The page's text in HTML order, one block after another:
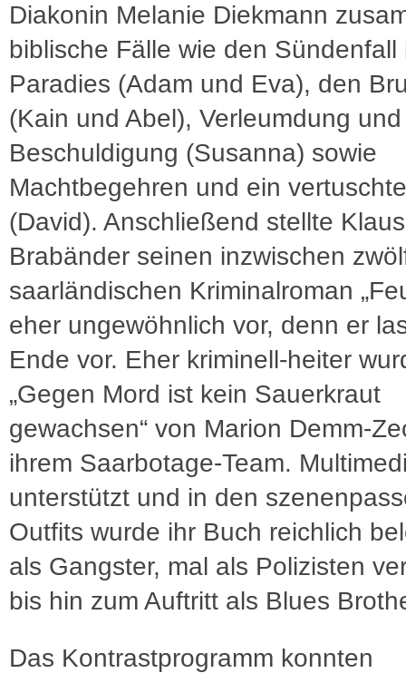
Diakonin Melanie Diekmann
biblische Fälle wie den Sündenfall
Paradies (Adam und Eva), den
(Kain und Abel), Verleumdung
Beschuldigung (Susanna) sowie
Machtbegehren und ein
(David). Anschließend stellte Klaus
Brabänder seinen inzwischen
saarländischen Kriminalroman
eher ungewöhnlich vor, denn er
Ende vor. Eher kriminell-heiter
„Gegen Mord ist kein Sauerkraut
gewachsen“ von Marion Demm-
ihrem Saarbotage-Team.
unterstützt und in den
Outfits wurde ihr Buch reichlich
als Gangster, mal als Polizisten
bis hin zum Auftritt als Blues
Das Kontrastprogramm konnten